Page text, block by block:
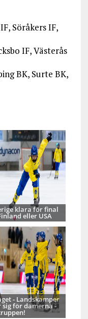
Söråkers IF,
IF, Västerås
BK, Surte BK,
klara för final
eller USA
- Landskamper
för damerna -